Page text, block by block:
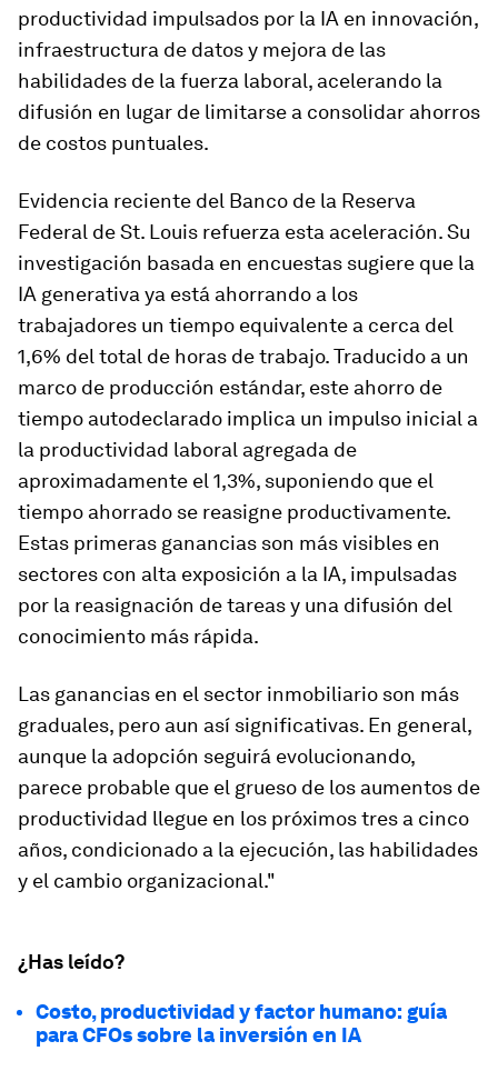
productividad impulsados por la IA en innovación,
infraestructura de datos y mejora de las
habilidades de la fuerza laboral, acelerando la
difusión en lugar de limitarse a consolidar ahorros
de costos puntuales.
Evidencia reciente del Banco de la Reserva
Federal de St. Louis refuerza esta aceleración. Su
investigación basada en encuestas sugiere que la
IA generativa ya está ahorrando a los
trabajadores un tiempo equivalente a cerca del
1,6% del total de horas de trabajo. Traducido a un
marco de producción estándar, este ahorro de
tiempo autodeclarado implica un impulso inicial a
la productividad laboral agregada de
aproximadamente el 1,3%, suponiendo que el
tiempo ahorrado se reasigne productivamente.
Estas primeras ganancias son más visibles en
sectores con alta exposición a la IA, impulsadas
por la reasignación de tareas y una difusión del
conocimiento más rápida.
Las ganancias en el sector inmobiliario son más
graduales, pero aun así significativas. En general,
aunque la adopción seguirá evolucionando,
parece probable que el grueso de los aumentos de
productividad llegue en los próximos tres a cinco
años, condicionado a la ejecución, las habilidades
y el cambio organizacional."
¿Has leído?
Costo, productividad y factor humano: guía
para CFOs sobre la inversión en IA